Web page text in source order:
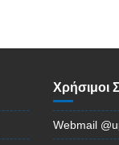
Χρήσιμοι
Webmail